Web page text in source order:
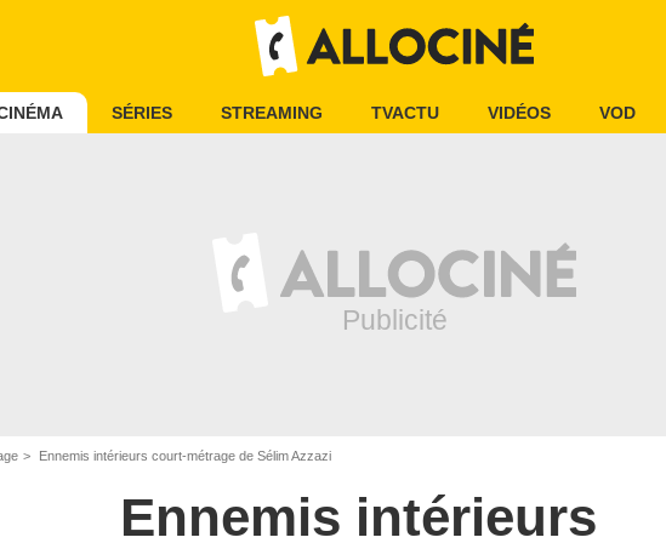
SÉRIES STREAMING TVACTU VIDÉOS VOD
Ennemis intérieurs court-métrage de Sélim Azzazi
Ennemis intérieurs